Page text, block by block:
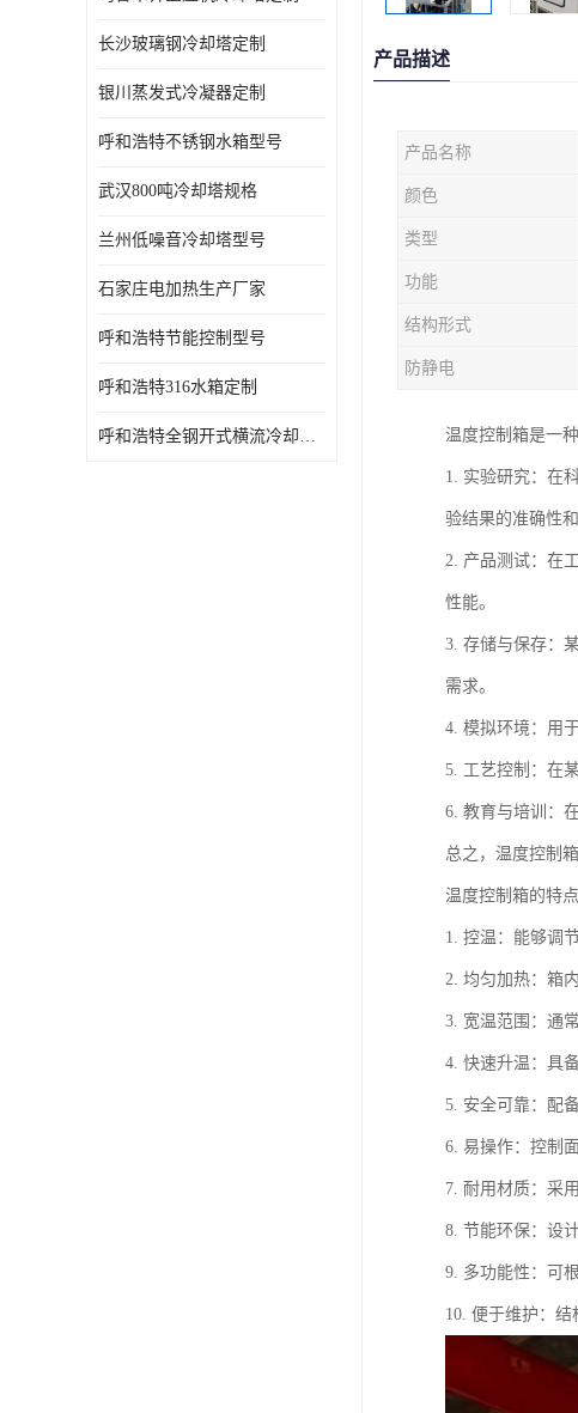
长沙玻璃钢冷却塔定制
银川蒸发式冷凝器定制
呼和浩特不锈钢水箱型号
武汉800吨冷却塔规格
兰州低噪音冷却塔型号
石家庄电加热生产厂家
呼和浩特节能控制型号
呼和浩特316水箱定制
呼和浩特全钢开式横流冷却塔型号
产品描述
产品名称
颜色
类型
功能
结构形式
防静电
温度控制箱是一
1. 实验研究：在
验结果的准确性
2. 产品测试：在
性能。
3. 存储与保存：
需求。
4. 模拟环境：用
5. 工艺控制：在
6. 教育与培训：
总之，温度控制
温度控制箱的特点
1. 控温：能够调
2. 均匀加热：箱
3. 宽温范围：通
4. 快速升温：具
5. 安全可靠：配
6. 易操作：控制
7. 耐用材质：采
8. 节能环保：设
9. 多功能性：可
10. 便于维护：结